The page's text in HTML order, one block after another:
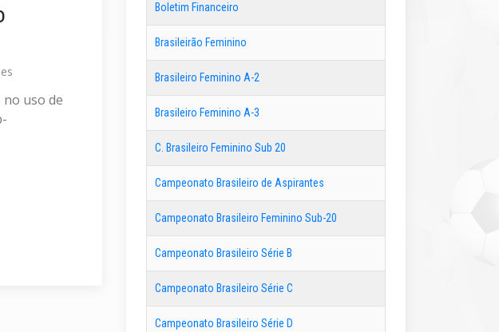
no uso de
Boletim Financeiro
Brasileirão Feminino
Brasileiro Feminino A-2
Brasileiro Feminino A-3
C. Brasileiro Feminino Sub 20
Campeonato Brasileiro de Aspirantes
Campeonato Brasileiro Feminino Sub-20
Campeonato Brasileiro Série B
Campeonato Brasileiro Série C
Campeonato Brasileiro Série D